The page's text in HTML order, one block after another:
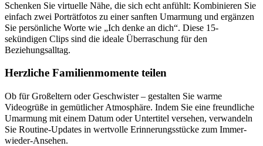
Schenken Sie virtuelle Nähe, die sich echt anfühlt: Kombinieren Sie
einfach zwei Porträtfotos zu einer sanften Umarmung und ergänzen
Sie persönliche Worte wie „Ich denke an dich“. Diese 15-
sekündigen Clips sind die ideale Überraschung für den
Beziehungsalltag.
Herzliche Familienmomente teilen
Ob für Großeltern oder Geschwister – gestalten Sie warme
Videogrüße in gemütlicher Atmosphäre. Indem Sie eine freundliche
Umarmung mit einem Datum oder Untertitel versehen, verwandeln
Sie Routine-Updates in wertvolle Erinnerungsstücke zum Immer-
wieder-Ansehen.